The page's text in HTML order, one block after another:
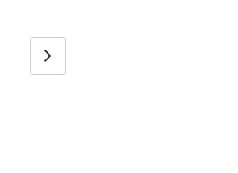
袋織/10mm＋ナスカン/ブルー